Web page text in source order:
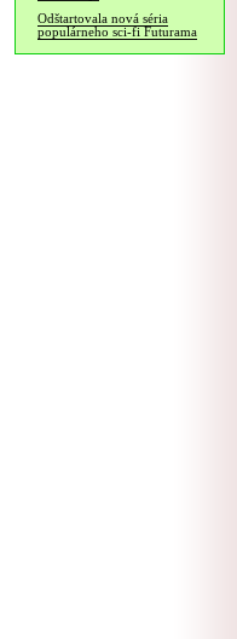
Odštartovala nová séria
populárneho sci-fi Futurama